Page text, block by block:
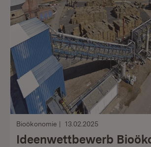
Bioökonomie 13.02.2025
Ideenwettbewerb